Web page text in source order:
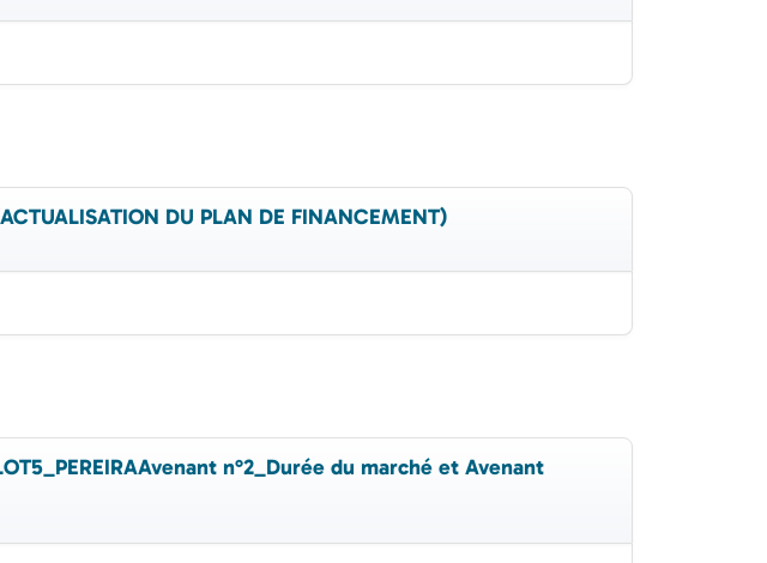
DU PLAN DE FINANCEMENT)
n°2_Durée du marché et Avenant